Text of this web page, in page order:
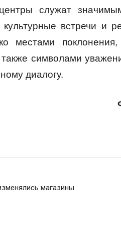
служат
встречи и
местами
символами
диалогу.
магазины